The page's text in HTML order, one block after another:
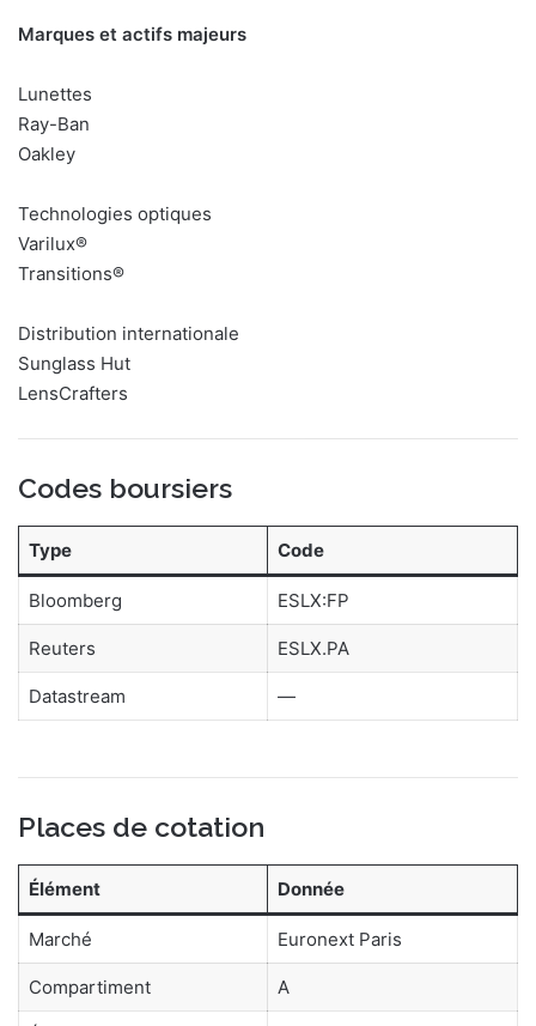
Marques et actifs majeurs
Lunettes
Ray-Ban
Oakley
Technologies optiques
Varilux®
Transitions®
Distribution internationale
Sunglass Hut
LensCrafters
Codes boursiers
Type Code
Bloomberg ESLX:FP
Reuters ESLX.PA
Datastream —
Places de cotation
Élément Donnée
Marché Euronext Paris
Compartiment A